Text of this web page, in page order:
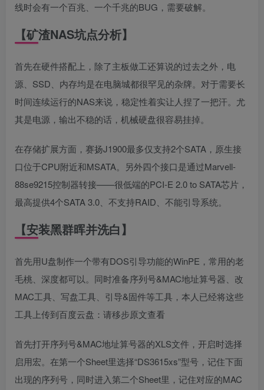
线时会有一个百兆、一个千兆的BUG，需要破解。
【矿渣NAS坑点分析】
首先在硬件搭配上，除了主板做工还算说的过去之外，电
源、SSD、内存均是在电脑城都很罕见的杂牌。对于需要长
时间连续运行的NAS来说，稳定性着实让人捏了一把汗。尤
其是电源，输出不稳的话，机械硬盘很容易挂掉。
在存储扩展方面，赛扬J1900最多仅支持2个SATA，原生接
口位于CPU附近和MSATA。另外四个接口是通过Marvell-
88se9215控制器转接——很低端的PCI-E 2.0 to SATA芯片，
最高提供4个SATA 3.0、不支持RAID、不能引导系统。
【安装黑群晖并洗白】
首先用U盘制作一个带有DOS引导功能的WinPE，常用的老
毛桃、深度都可以。同时准备序列号&MAC地址算号器、改
MAC工具、写盘工具、引导&固件等工具，本人已经将这些
工具上传到百度云盘： 请移步原文查看
首先打开序列号&MAC地址算号器的XLS文件，开启时选择
启用宏。在第一个Sheet里选择“DS3615xs”型号，记住下面
出现的序列号，同时进入第二个Sheet里，记住对应的MAC